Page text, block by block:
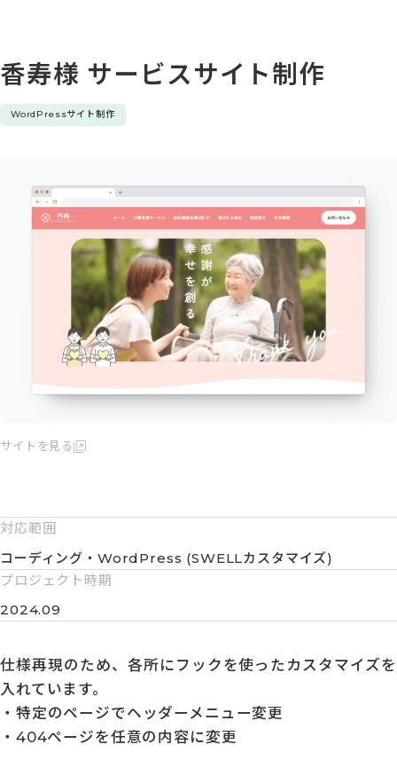
香寿様 サービスサイト制作
WordPressサイト制作
サイトを見る
対応範囲
コーディング・WordPress (SWELLカスタマイズ)
プロジェクト時期
2024.09
仕様再現のため、各所にフックを使ったカスタマイズを
入れています。
・特定のページでヘッダーメニュー変更
・404ページを任意の内容に変更